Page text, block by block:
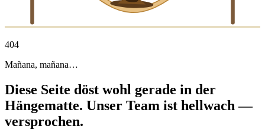
404
Mañana, mañana…
Diese Seite döst wohl gerade in der
Hängematte. Unser Team ist hellwach —
versprochen.